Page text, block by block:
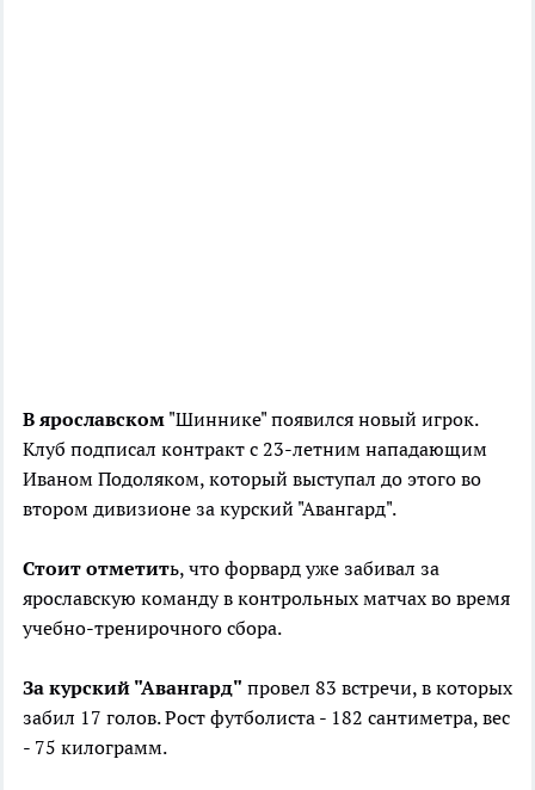
В ярославском "Шиннике" появился новый игрок.
Клуб подписал контракт с 23-летним нападающим
Иваном Подоляком, который выступал до этого во
втором дивизионе за курский "Авангард".
Стоит отметить, что форвард уже забивал за
ярославскую команду в контрольных матчах во время
учебно-тренирочного сбора.
За курский "Авангард" провел 83 встречи, в которых
забил 17 голов. Рост футболиста - 182 сантиметра, вес
- 75 килограмм.